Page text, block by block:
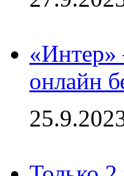
«Интер»
онлайн